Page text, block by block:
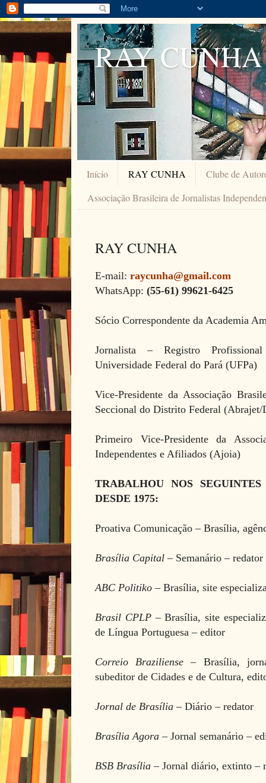
RAY CUNHA
Início RAY CUNHA
Clube de
Associação Brasileira de Jornalistas
RAY CUNHA
E-mail: raycunha@gmail.com
WhatsApp: (55-61) 99621-6425
Sócio Correspondente da Academia
Jornalista– Registro
Universidade Federal do Pará (UFPa)
Vice-Presidente da Associação
Seccional do Distrito Federal (Abrajet/
Primeiro Vice-Presidente da
Independentes e Afiliados (Ajoia)
TRABALHOU NOS
DESDE 1975:
Proativa Comunicação–Brasília,
Brasília Capital– Semanário–redator
ABC Politiko– Brasília, site
Brasil CPLP– Brasília, site
de Língua Portuguesa– editor
Correio Braziliense – Brasília,
subeditor de Cidades e de Cultura,
Jornal de Brasília – Diário– redator
Brasília Agora– Jornal semanário–
BSB Brasília – Jornal diário, extinto–